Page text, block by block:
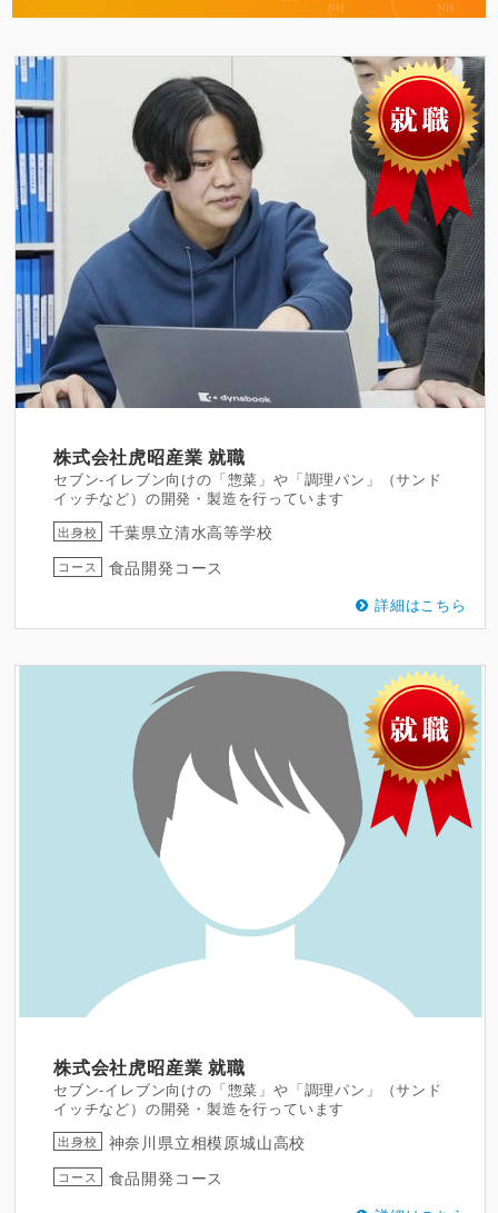
株式会社虎昭産業 就職
セブン-イレブン向けの「惣菜」や「調理パン」（サンド
イッチなど）の開発・製造を行っています
出身校 千葉県立清水高等学校
コース 食品開発コース
詳細はこちら
株式会社虎昭産業 就職
セブン-イレブン向けの「惣菜」や「調理パン」（サンド
イッチなど）の開発・製造を行っています
出身校 神奈川県立相模原城山高校
コース 食品開発コース